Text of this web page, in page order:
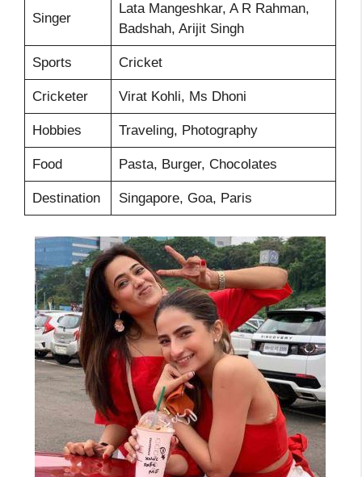
Singer
Lata Mangeshkar, A R Rahman,
Badshah, Arijit Singh
Sports Cricket
Cricketer Virat Kohli, Ms Dhoni
Hobbies Traveling, Photography
Food Pasta, Burger, Chocolates
Destination Singapore, Goa, Paris